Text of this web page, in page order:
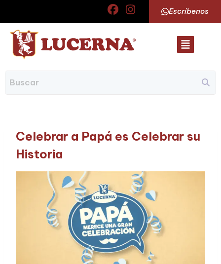
Escríbenos
Celebrar a Papá es Celebrar su
Historia